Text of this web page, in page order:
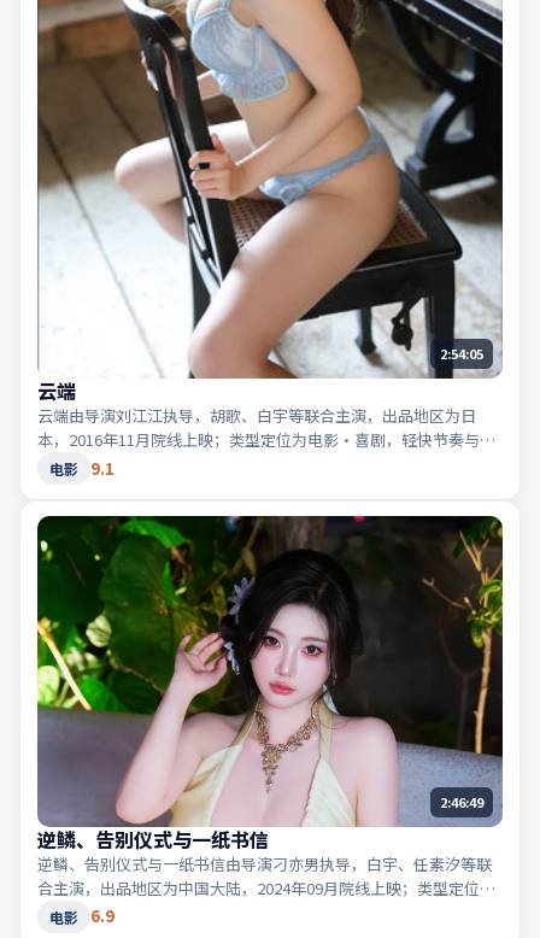
2:54:05
云端
云端由导演刘江江执导，胡歌、白宇等联合主演，出品地区为日
本，2016年11月院线上映；类型定位为电影·喜剧，轻快节奏与生
活化笑点。适合检索「日本喜剧」「2016高分电影」等相关关键
电影 9.1
2:46:49
逆鳞、告别仪式与一纸书信
逆鳞、告别仪式与一纸书信由导演刁亦男执导，白宇、任素汐等联
合主演，出品地区为中国大陆，2024年09月院线上映；类型定位为
电影·动作，街头追逐与爆破场面交错。适合检索「中国大陆动
电影 6.9